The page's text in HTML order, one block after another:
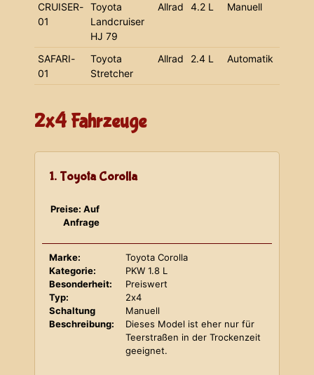
CRUISER-
01
Toyota
Landcruiser
HJ 79
Allrad 4.2 L Manuell
SAFARI-
01
Toyota
Stretcher
Allrad 2.4 L Automatik
2x4 Fahrzeuge
1. Toyota Corolla
Preise: Auf
Anfrage
Marke:
Toyota Corolla
Kategorie:
PKW 1.8 L
Besonderheit:
Preiswert
Typ:
2x4
Schaltung
Manuell
Beschreibung:
Dieses Model ist eher nur für
Teerstraßen in der Trockenzeit
geeignet.